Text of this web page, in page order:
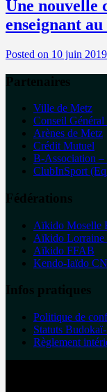
Une nouvelle
enseignant
Posted on 10 juin 2019
Partenaires
Ville de Metz
Conseil
Arènes de Metz
Crédit Mutuel
B-Association –
ClubInSport
Fédérations
Aïkido Moselle
Aïkido Lorraine
Aïkido FFAB
Kendo-Iaïdo
Infos pratiques
Politique de
Statuts
Règlement